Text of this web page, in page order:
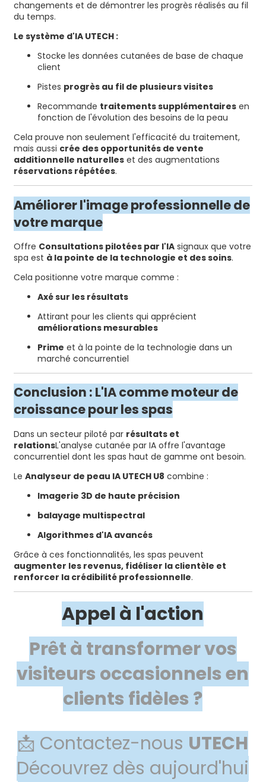
changements et de démontrer les progrès réalisés au fil
du temps.
Le système d'IA UTECH :
Stocke les données cutanées de base de chaque
client
Pistes progrès au fil de plusieurs visites
Recommande traitements supplémentairesen
fonction de l'évolution des besoins de la peau
Cela prouve non seulement l'efficacité du traitement,
mais aussi crée des opportunités de vente
additionnelle naturelleset des augmentations
réservations répétées.
Améliorer l'image professionnelle de
votre marque
Offre Consultations pilotées par l'IAsignaux que votre
spa est à la pointe de la technologie et des soins.
Cela positionne votre marque comme :
Axé sur les résultats
Attirant pour les clients qui apprécient
améliorations mesurables
Prime et à la pointe de la technologie dans un
marché concurrentiel
Conclusion : L'IA comme moteur de
croissance pour les spas
Dans un secteur piloté par résultats et
relationsL'analyse cutanée par IA offre l'avantage
concurrentiel dont les spas haut de gamme ont besoin.
Le Analyseur de peau IA UTECH U8 combine :
Imagerie 3D de haute précision
balayage multispectral
Algorithmes d'IA avancés
Grâce à ces fonctionnalités, les spas peuvent
augmenter les revenus, fidéliser la clientèle et
renforcer la crédibilité professionnelle.
Appel à l'action
Prêt à transformer vos
visiteurs occasionnels en
clients fidèles ?
📩 Contactez-nous UTECH
Découvrez dès aujourd'hui